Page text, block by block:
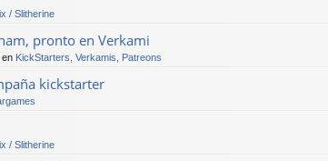
/ Slitherine
pronto en Verkami
en KickStarters, Verkamis, Patreons
kickstarter
/ Slitherine